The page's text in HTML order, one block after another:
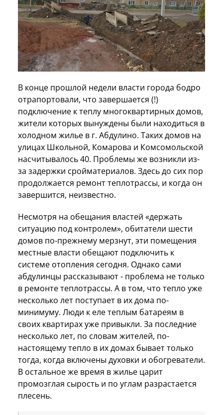
В конце прошлой недели власти города бодро
отрапортовали, что завершается (!)
подключение к теплу многоквартирных домов,
жители которых вынуждены были находиться в
холодном жилье в г. Абдулино. Таких домов на
улицах Школьной, Комарова и Комсомольской
насчитывалось 40. Проблемы же возникли из-
за задержки сройматериалов. Здесь до сих пор
продолжается ремонт теплотрассы, и когда он
завершится, неизвестно.
Несмотря на обещания властей «держать
ситуацию под контролем», обитатели шести
домов по-прежнему мерзнут, эти помещения
местные власти обещают подключить к
системе отопления сегодня. Однако сами
абдулинцы рассказывают - проблема не только
в ремонте теплотрассы. А в том, что тепло уже
несколько лет поступает в их дома по-
минимуму. Люди к еле теплым батареям в
своих квартирах уже привыкли. За последние
несколько лет, по словам жителей, по-
настоящему тепло в их домах бывает только
тогда, когда включены духовки и обогреватели.
В остальное же время в жилье царит
промозглая сырость и по углам разрастается
плесень.